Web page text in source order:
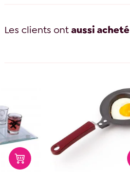
Les clients ontaussi acheté